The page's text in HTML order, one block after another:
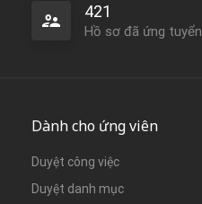
421
Hồ sơ đã ứng tuyển
Dành cho ứng viên
Duyệt công việc
Duyệt danh mục